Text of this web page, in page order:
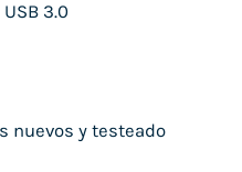
3.0
nuevos y testeado